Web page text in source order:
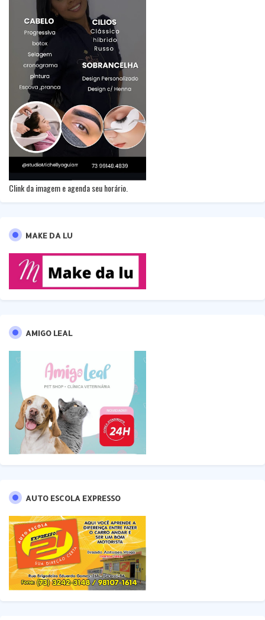
Clink da imagem e agenda seu horário.
MAKE DA LU
AMIGO LEAL
AUTO ESCOLA EXPRESSO